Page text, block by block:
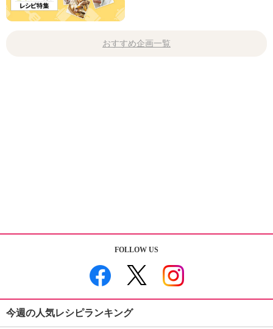
おすすめ企画一覧
FOLLOW US
今週の人気レシピランキング